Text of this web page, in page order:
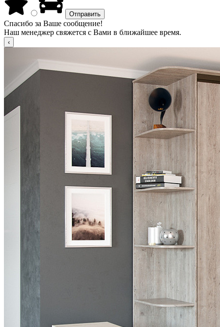
Спасибо за Ваше сообщение!
Наш менеджер свяжется с Вами в ближайшее время.